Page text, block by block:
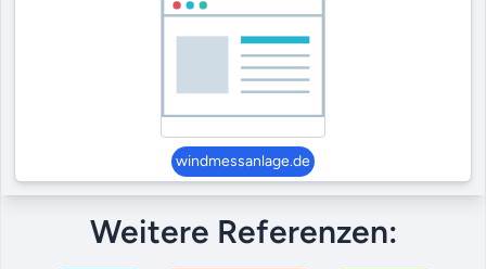
windmessanlage.de
Weitere Referenzen: